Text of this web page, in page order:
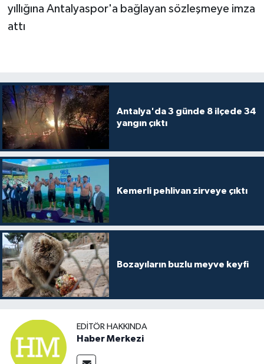
yıllığına Antalyaspor'a bağlayan sözleşmeye imza
attı
Antalya'da 3 günde 8 ilçede 34
yangın çıktı
Kemerli pehlivan zirveye çıktı
Bozayıların buzlu meyve keyfi
EDITÖR HAKKINDA
Haber Merkezi